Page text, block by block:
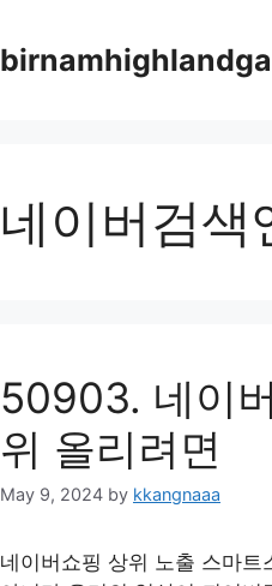
네이버검색
50903. 네이
위 올리려면
May 9, 2024 by kkangnaaa
네이버쇼핑 상위 노출 스마